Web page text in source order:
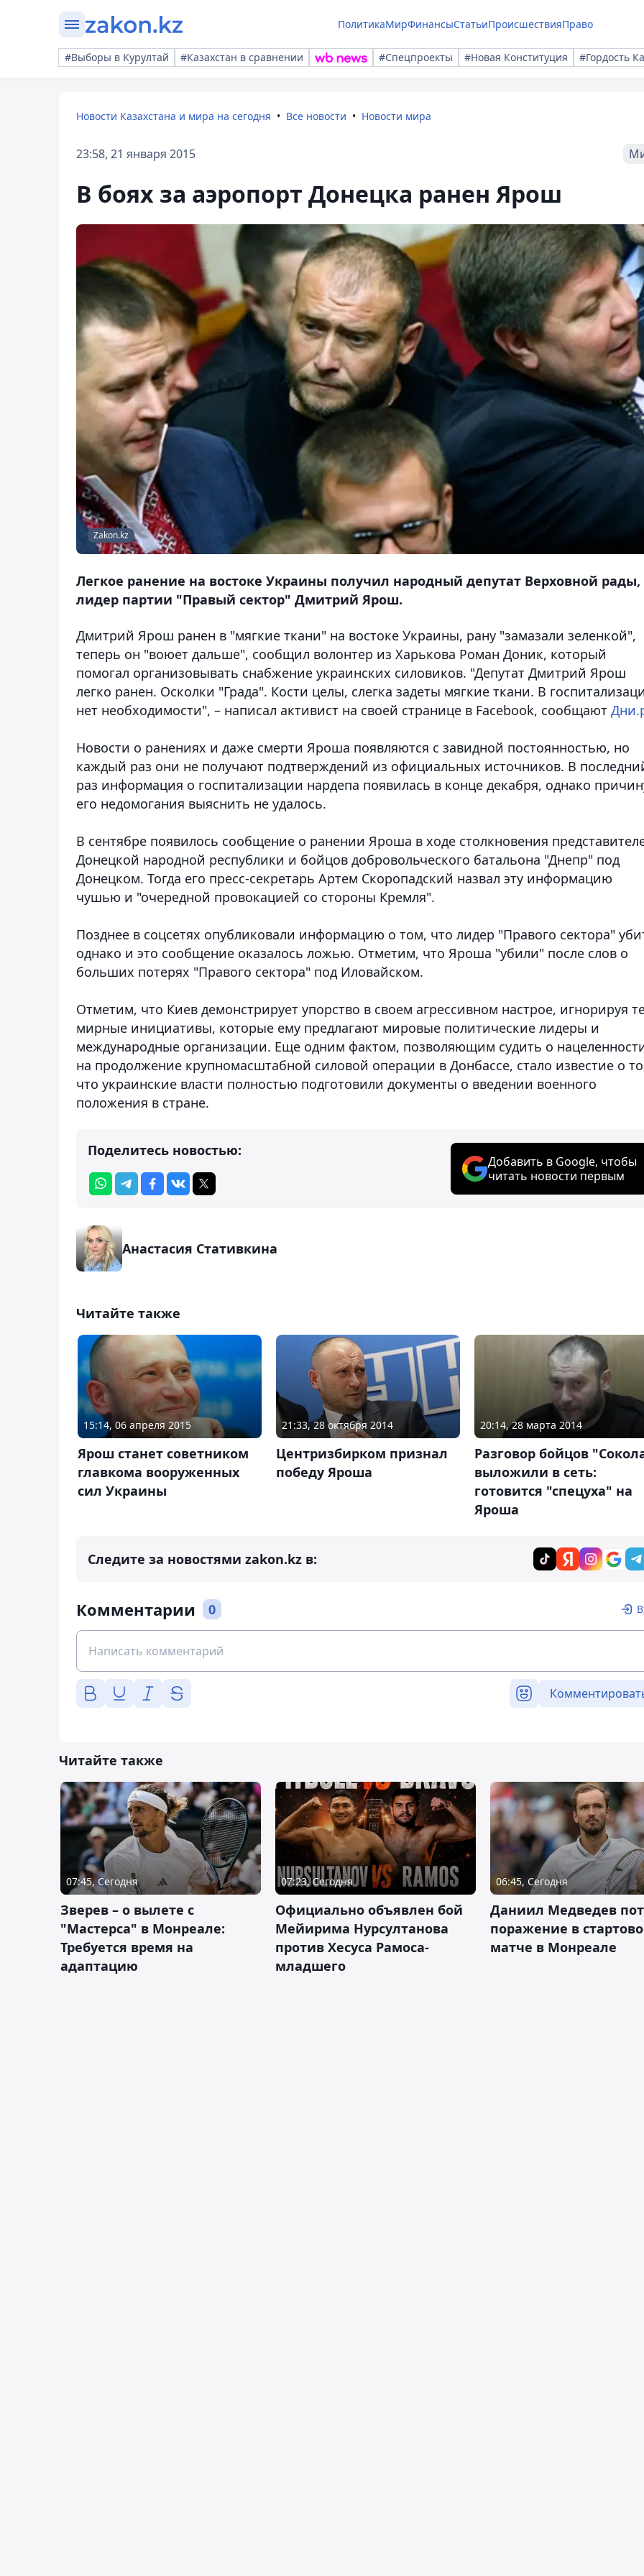
ПолитикаМирФинансыСтатьиПроисшествияПраво
#Выборы в Курултай #Казахстан в сравнении #Спецпроекты #Новая Конституция #Гордость
Новости Казахстана и мира на сегодня Все новости Новости мира
23:58, 21 января 2015
В боях за аэропорт Донецка ранен Ярош
Zakon.kz
Легкое ранение на востоке Украины получил народный депутат Верховной рады,
лидер партии "Правый сектор" Дмитрий Ярош.
Дмитрий Ярош ранен в "мягкие ткани" на востоке Украины, рану "замазали зеленкой",
теперь он "воюет дальше", сообщил волонтер из Харькова Роман Доник, который
помогал организовывать снабжение украинских силовиков. "Депутат Дмитрий Ярош
легко ранен. Осколки "Града". Кости целы, слегка задеты мягкие ткани. В
нет необходимости", – написал активист на своей странице в Facebook, сообщают
Новости о ранениях и даже смерти Яроша появляются с завидной постоянностью, но
каждый раз они не получают подтверждений из официальных источников. В
раз информация о госпитализации нардепа появилась в конце декабря, однако
его недомогания выяснить не удалось.
В сентябре появилось сообщение о ранении Яроша в ходе столкновения
Донецкой народной республики и бойцов добровольческого батальона "Днепр" под
Донецком. Тогда его пресс-секретарь Артем Скоропадский назвал эту информацию
чушью и "очередной провокацией со стороны Кремля".
Позднее в соцсетях опубликовали информацию о том, что лидер "Правого сектора"
однако и это сообщение оказалось ложью. Отметим, что Яроша "убили" после слов о
больших потерях "Правого сектора" под Иловайском.
Отметим, что Киев демонстрирует упорство в своем агрессивном настрое, игнорируя
мирные инициативы, которые ему предлагают мировые политические лидеры и
международные организации. Еще одним фактом, позволяющим судить о
на продолжение крупномасштабной силовой операции в Донбассе, стало известие о
что украинские власти полностью подготовили документы о введении военного
положения в стране.
Поделитесь новостью:
Добавить в Google, чтобы
читать новости первым
Анастасия Стативкина
Читайте также
15:14, 06 апреля 2015
Ярош станет советником
главкома вооруженных
сил Украины
21:33, 28 октября 2014
Центризбирком признал
победу Яроша
20:14, 28 марта 2014
Разговор бойцов
выложили в сеть:
готовится "спецуха" на
Яроша
Следите за новостями zakon.kz в:
Комментарии 0
Читайте также
07:45, Сегодня
Зверев – о вылете с
"Мастерса" в Монреале:
Требуется время на
адаптацию
07:23, Сегодня
Официально объявлен бой
Мейирима Нурсултанова
против Хесуса Рамоса-
младшего
06:45, Сегодня
Даниил Медведев
поражение в
матче в Монреале